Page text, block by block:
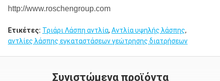
http://www.roschengroup.com
Ετικέτες: Τριάρι Λάσπη αντλία, Αντλία υψηλής λάσπης,
αντλίες λάσπης εγκαταστάσεων γεώτρησης διατρήσεων
Συνιστώμενα προϊόντα